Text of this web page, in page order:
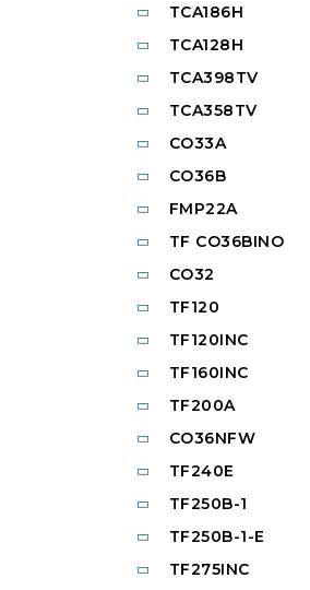
TCA186H
TCA128H
TCA398TV
TCA358TV
CO33A
CO36B
FMP22A
TF CO36BINO
CO32
TF120
TF120INC
TF160INC
TF200A
CO36NFW
TF240E
TF250B-1
TF250B-1-E
TF275INC